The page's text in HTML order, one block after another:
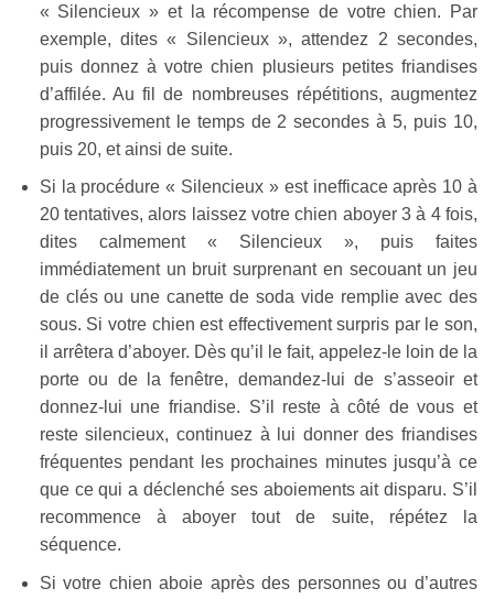
« Silencieux » et la récompense de votre chien. Par
exemple, dites « Silencieux », attendez 2 secondes,
puis donnez à votre chien plusieurs petites friandises
d’affilée. Au fil de nombreuses répétitions, augmentez
progressivement le temps de 2 secondes à 5, puis 10,
puis 20, et ainsi de suite.
Si la procédure « Silencieux » est inefficace après 10 à
20 tentatives, alors laissez votre chien aboyer 3 à 4 fois,
dites calmement « Silencieux », puis faites
immédiatement un bruit surprenant en secouant un jeu
de clés ou une canette de soda vide remplie avec des
sous. Si votre chien est effectivement surpris par le son,
il arrêtera d’aboyer. Dès qu’il le fait, appelez-le loin de la
porte ou de la fenêtre, demandez-lui de s’asseoir et
donnez-lui une friandise. S’il reste à côté de vous et
reste silencieux, continuez à lui donner des friandises
fréquentes pendant les prochaines minutes jusqu’à ce
que ce qui a déclenché ses aboiements ait disparu. S’il
recommence à aboyer tout de suite, répétez la
séquence.
Si votre chien aboie après des personnes ou d’autres